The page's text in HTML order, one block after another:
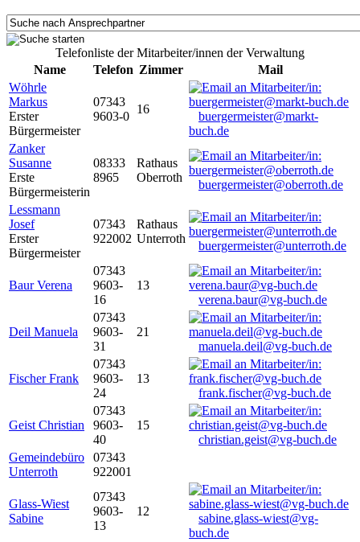
Telefonliste der Mitarbeiter/innen der Verwaltung
Name
Telefon Zimmer
Mail
Wöhrle
Markus
Erster
Bürgermeister
07343
9603-0
16
buergermeister@markt-
buch.de
Zanker
Susanne
Erste
Bürgermeisterin
08333
8965
Rathaus
Oberroth
buergermeister@oberroth.de
Lessmann
Josef
Erster
Bürgermeister
07343
922002
Rathaus
Unterroth
buergermeister@unterroth.de
Baur Verena
07343
9603-
16
13
verena.baur@vg-buch.de
Deil Manuela
07343
9603-
31
21
manuela.deil@vg-buch.de
Fischer Frank
07343
9603-
24
13
frank.fischer@vg-buch.de
Geist Christian
07343
9603-
40
15
christian.geist@vg-buch.de
Gemeindebüro
Unterroth
07343
922001
Glass-Wiest
Sabine
07343
9603-
13
12
sabine.glass-wiest@vg-
buch.de